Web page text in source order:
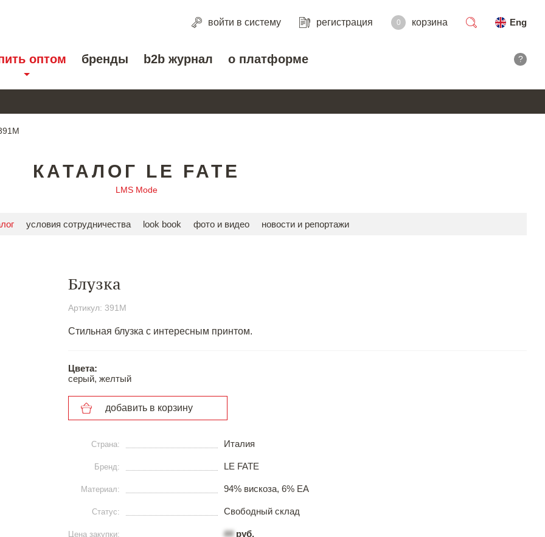
войти в систему регистрация 0 корзина
Eng
оптом бренды b2b журнал о платформе ?
КАТАЛОГ LE FATE
LMS Mode
условия сотрудничества look book фото и видео новости и репортажи
Блузка
Артикул: 391М
Стильная блузка с интересным принтом.
Цвета:
серый, желтый
добавить в корзину
Страна: Италия
Бренд: LE FATE
Материал: 94% вискоза, 6% EA
Статус: Свободный склад
Цена закупки: ##руб.